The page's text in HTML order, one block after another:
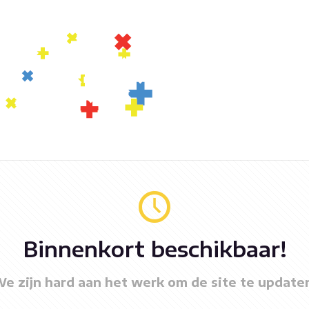
Binnenkort beschikbaar!
zijn hard aan het werk om de site te